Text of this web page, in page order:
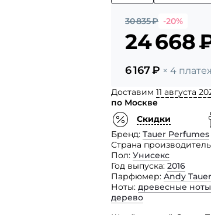
30 835₽ -20%
24 668
6 167₽ × 4
Доставим 11 августа
по Москве
Скидки
Бренд Tauer Perfumes
Страна производитель
Пол Унисекс
Год выпуска 2016
Парфюмер Andy Tauer
Ноты древесные ноты
дерево